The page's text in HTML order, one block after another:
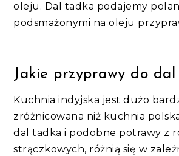
oleju. Dal tadka podajemy
podsmażonymi na oleju
Jakie przyprawy do
Kuchnia indyjska jest dużo
zróżnicowana niż kuchnia
dal tadka i podobne potrawy z
strączkowych, różnią się w